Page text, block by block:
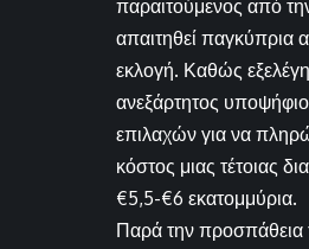
παραιτούμενος από
απαιτηθεί παγκύπρια
εκλογή. Καθώς
ανεξάρτητος
επιλαχών για να
κόστος μιας τέτοιας
€5,5-€6 εκατομμύρια.
Παρά την προσπάθεια